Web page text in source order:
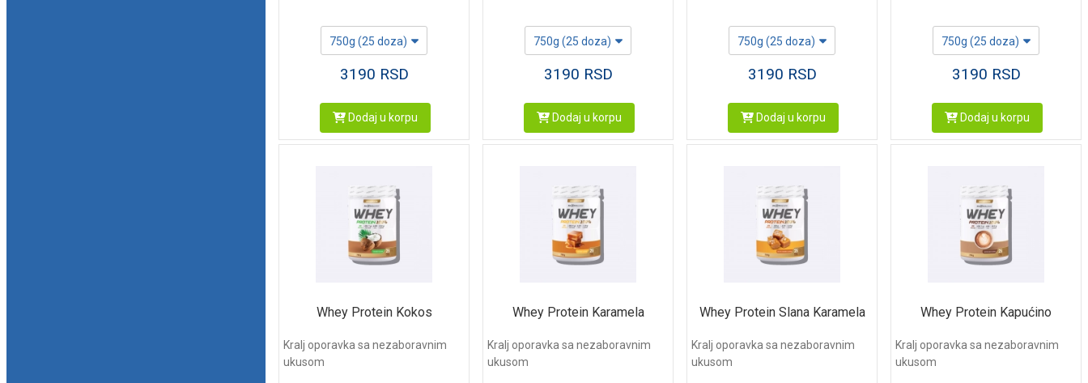
750g (25 doza)
3190 RSD
Dodaj u korpu
750g (25 doza)
3190 RSD
Dodaj u korpu
750g (25 doza)
3190 RSD
Dodaj u korpu
750g (25 doza)
3190 RSD
Dodaj u korpu
Whey Protein Kokos
Kralj oporavka sa nezaboravnim
ukusom
Whey Protein Karamela
Kralj oporavka sa nezaboravnim
ukusom
Whey Protein Slana Karamela
Kralj oporavka sa nezaboravnim
ukusom
Whey Protein Kapućino
Kralj oporavka sa nezaboravnim
ukusom